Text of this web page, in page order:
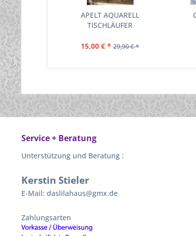
APELT AQUARELL
TISCHLÄUFER
15,00 € * 29,90 € *
Service + Beratung
Unterstützung und Beratung :
Kerstin Stieler
E-Mail: daslilahaus@gmx.de
Zahlungsarten